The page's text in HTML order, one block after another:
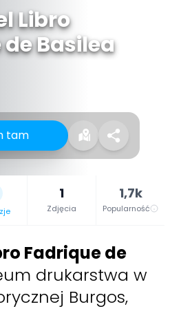
Libro
Basilea
tam
1
Zdjęcia
1,7k
Popularność
Fadrique de
drukarstwa w
Burgos,